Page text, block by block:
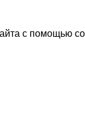
с помощью